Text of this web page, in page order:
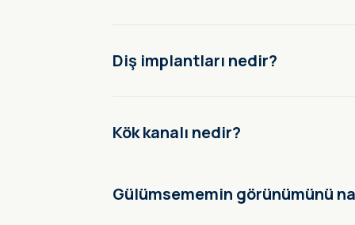
Diş implantları nedir?
Kök kanalı nedir?
Gülümsememin görünümünü